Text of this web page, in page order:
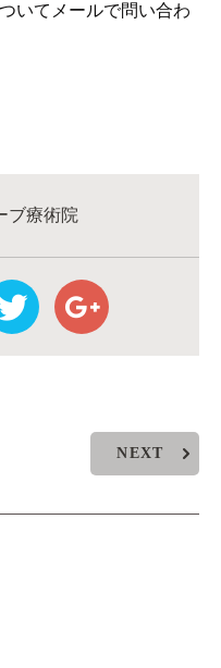
いてメールで問い合わ
ブ療術院
NEXT